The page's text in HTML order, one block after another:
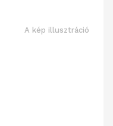
A kép illusztráció